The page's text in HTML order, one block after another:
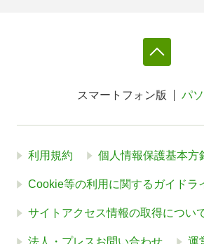
スマートフォン版 パ
利用規約 個人情報保護基本方
Cookie等の利用に関するガイドラ
サイトアクセス情報の取得につい
法人・プレスお問い合わせ 運